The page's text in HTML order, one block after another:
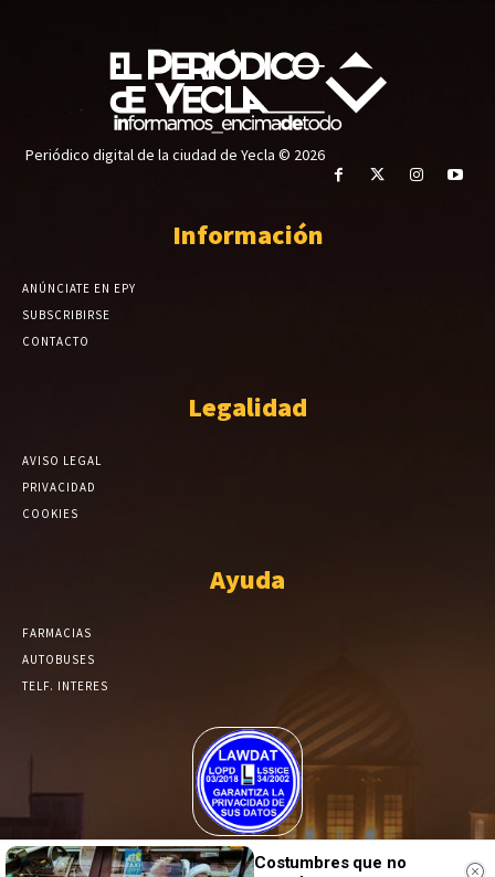
Periódico digital de la ciudad de Yecla © 2026
Información
ANÚNCIATE EN EPY
SUBSCRIBIRSE
CONTACTO
Legalidad
AVISO LEGAL
PRIVACIDAD
COOKIES
Ayuda
FARMACIAS
AUTOBUSES
TELF. INTERES
El Periódico de Yecla alcanza un grado más de compromiso en el
tratamiento de sus datos.
Costumbres que no